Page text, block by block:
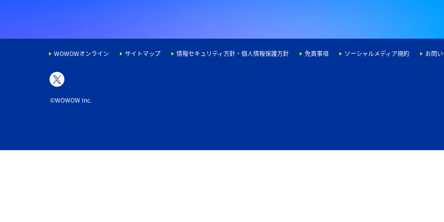
WOWOWオンライン サイトマップ 情報セキュリティ方針・個人情報保護方針 免責事項 ソーシャルメディア規約 お問
©WOWOW Inc.